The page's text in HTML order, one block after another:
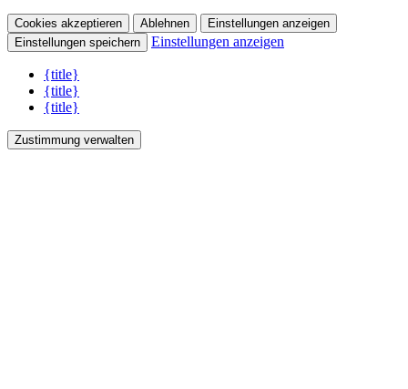
Cookies akzeptieren Ablehnen
Einstellungen anzeigen
Einstellungen speichern
Einstellungen anzeigen
{title}
{title}
{title}
Zustimmung verwalten